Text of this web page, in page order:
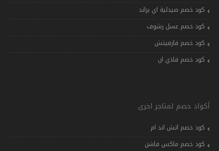
كود خصم صيدلية اي براند
كود خصم عسل رشوف
كود خصم فارفيتش
كود خصم فلاي ان
أكواد خصم لمتاجر اخرى
كود خصم اتش اند ام
كود خصم ماكس فاشن